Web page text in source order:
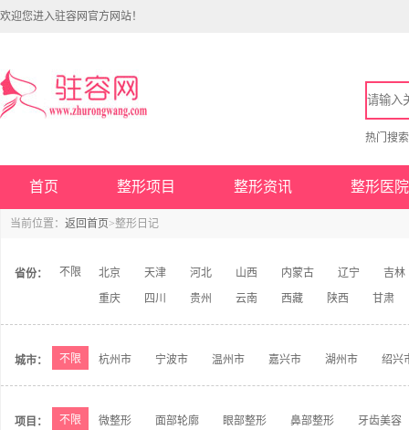
欢迎您进入驻容网官方网站！
热门搜
首页 整形项目 整形资讯 整形医院
当前位置： 返回首页>整形日记
省份： 北京 天津 河北 山西 内蒙古 辽宁
吉林
重庆
四川 贵州 云南 西藏 陕西 甘肃
不限
城市： 杭州市 宁波市 温州市 嘉兴市 湖州市 绍兴
不限
项目： 微整形 面部轮廓 眼部整形 鼻部整形 牙齿美容
不限